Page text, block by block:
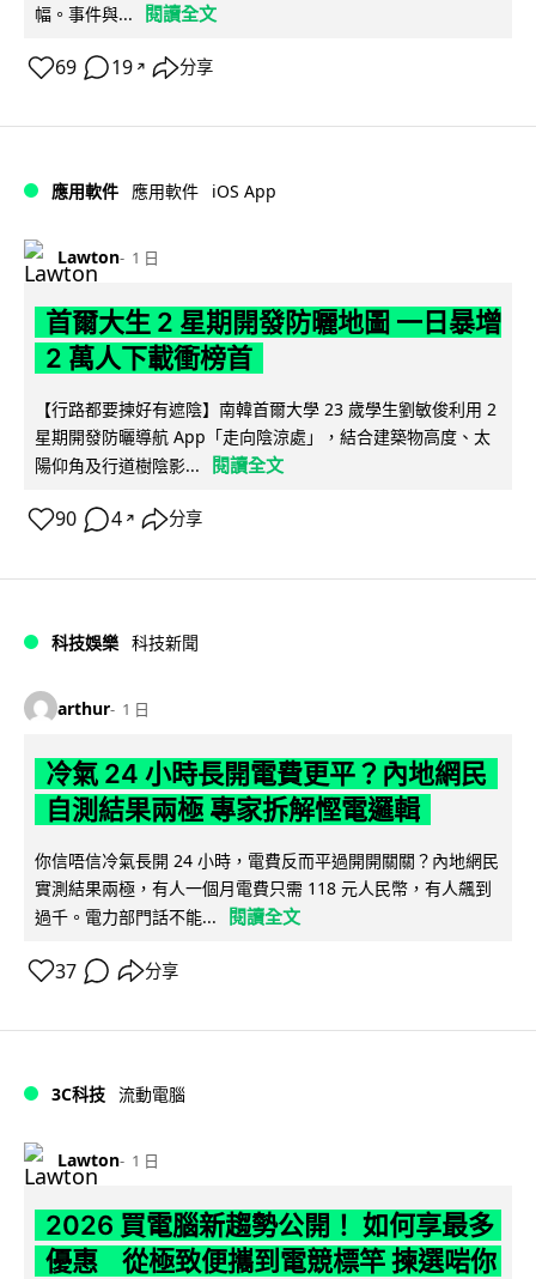
幅。事件與...
閱讀全文
69 19 ↗ 分享
應用軟件 應用軟件 iOS App
Lawton 1 日
首爾大生 2 星期開發防曬地圖 一日暴增
2 萬人下載衝榜首
【行路都要揀好有遮陰】南韓首爾大學 23 歲學生劉敏俊利用 2
星期開發防曬導航 App「走向陰涼處」，結合建築物高度、太
陽仰角及行道樹陰影...
閱讀全文
90 4 ↗ 分享
科技娛樂 科技新聞
arthur 1 日
冷氣 24 小時長開電費更平？內地網民
自測結果兩極 專家拆解慳電邏輯
你信唔信冷氣長開 24 小時，電費反而平過開開關關？內地網民
實測結果兩極，有人一個月電費只需 118 元人民幣，有人飆到
過千。電力部門話不能...
閱讀全文
37 分享
3C科技 流動電腦
Lawton 1 日
2026 買電腦新趨勢公開！ 如何享最多
優惠 從極致便攜到電競標竿 揀選啱你